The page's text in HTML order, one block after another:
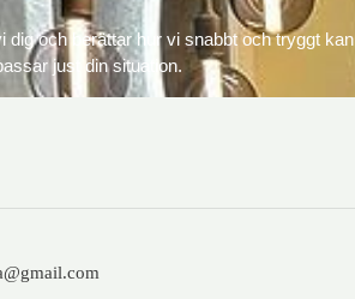
dig och berättar hur vi snabbt och tryggt kan
just din situation.